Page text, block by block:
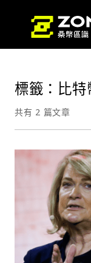
標籤：比
共有 2 篇文章